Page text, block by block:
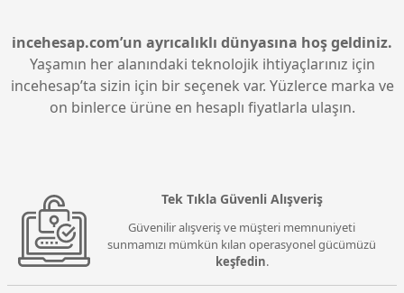
incehesap.com’un ayrıcalıklı dünyasına hoş geldiniz.
Yaşamın her alanındaki teknolojik ihtiyaçlarınız için
incehesap’ta sizin için bir seçenek var. Yüzlerce marka ve
on binlerce ürüne en hesaplı fiyatlarla ulaşın.
Tek Tıkla Güvenli Alışveriş
Güvenilir alışveriş ve müşteri memnuniyeti
sunmamızı mümkün kılan operasyonel gücümüzü
keşfedin.